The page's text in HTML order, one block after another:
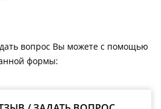
вопрос Вы можете с помощью
формы: